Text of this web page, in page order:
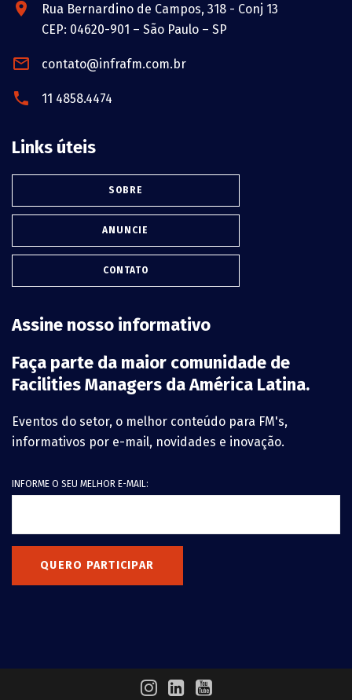
Rua Bernardino de Campos, 318 - Conj 13
CEP: 04620-901 – São Paulo – SP
contato@infrafm.com.br
11 4858.4474
Links úteis
SOBRE
ANUNCIE
CONTATO
Assine nosso informativo
Faça parte da maior comunidade de
Facilities Managers da América Latina.
Eventos do setor, o melhor conteúdo para FM's,
informativos por e-mail, novidades e inovação.
INFORME O SEU MELHOR E-MAIL:
QUERO PARTICIPAR